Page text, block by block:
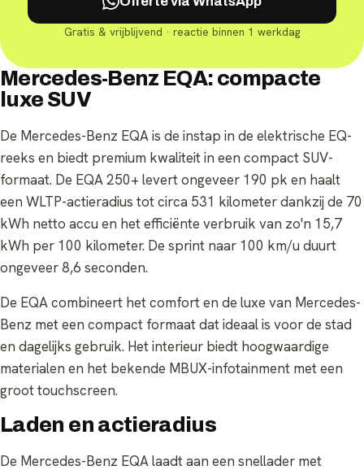
Gratis & vrijblijvend · reactie binnen 1 werkdag
Mercedes-Benz EQA: compacte
luxe SUV
De Mercedes-Benz EQA is de instap in de elektrische EQ-
reeks en biedt premium kwaliteit in een compact SUV-
formaat. De EQA 250+ levert ongeveer 190 pk en haalt
een WLTP-actieradius tot circa 531 kilometer dankzij de 70
kWh netto accu en het efficiënte verbruik van zo'n 15,7
kWh per 100 kilometer. De sprint naar 100 km/u duurt
ongeveer 8,6 seconden.
De EQA combineert het comfort en de luxe van Mercedes-
Benz met een compact formaat dat ideaal is voor de stad
en dagelijks gebruik. Het interieur biedt hoogwaardige
materialen en het bekende MBUX-infotainment met een
groot touchscreen.
Laden en actieradius
De Mercedes-Benz EQA laadt aan een snellader met